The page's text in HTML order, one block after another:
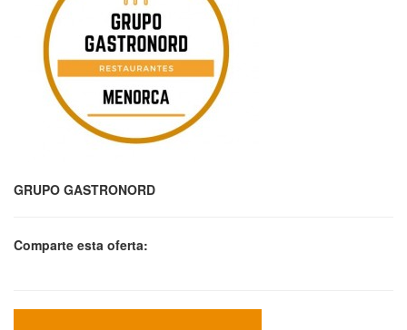
GRUPO GASTRONORD
Comparte esta oferta: